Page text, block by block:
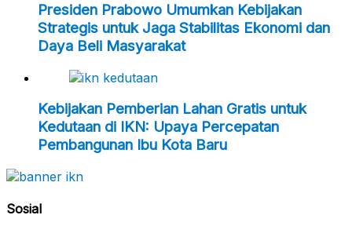
Presiden Prabowo Umumkan Kebijakan
Strategis untuk Jaga Stabilitas Ekonomi dan
Daya Beli Masyarakat
Kebijakan Pemberian Lahan Gratis untuk
Kedutaan di IKN: Upaya Percepatan
Pembangunan Ibu Kota Baru
Sosial